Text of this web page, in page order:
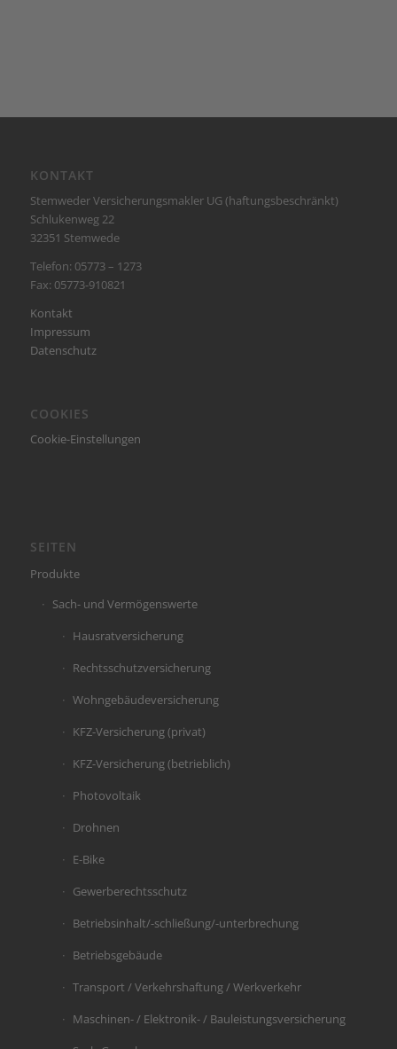
KONTAKT
Stemweder Versicherungsmakler UG (haftungsbeschränkt)
Schlukenweg 22
32351 Stemwede
Telefon: 05773 – 1273
Fax: 05773-910821
Kontakt
Impressum
Datenschutz
COOKIES
Cookie-Einstellungen
SEITEN
Produkte
Sach- und Vermögenswerte
Hausratversicherung
Rechtsschutzversicherung
Wohngebäudeversicherung
KFZ-Versicherung (privat)
KFZ-Versicherung (betrieblich)
Photovoltaik
Drohnen
E-Bike
Gewerberechtsschutz
Betriebsinhalt/-schließung/-unterbrechung
Betriebsgebäude
Transport / Verkehrshaftung / Werkverkehr
Maschinen- / Elektronik- / Bauleistungsversicherung